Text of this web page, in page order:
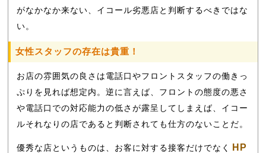
がなかなか来ない、イコール劣悪店と判断するべきではな
い。
女性スタッフの存在は貴重！
お店の雰囲気の良さは電話口やフロントスタッフの働きっ
ぷりを見れば想定内。逆に言えば、フロントの態度の悪さ
や電話口での対応能力の低さが露呈してしまえば、イコー
ルそれなりの店であると判断されても仕方のないことだ。
優秀な店というものは、お客に対する接客だけでなく
HP